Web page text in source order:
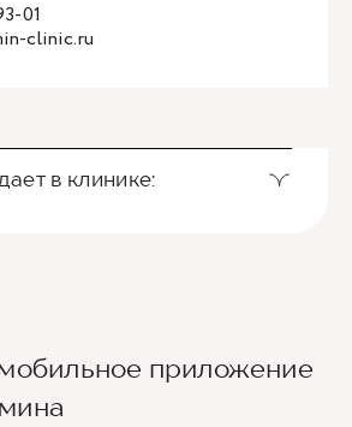
clinic.ru
01
в клинике:
региона
приложение